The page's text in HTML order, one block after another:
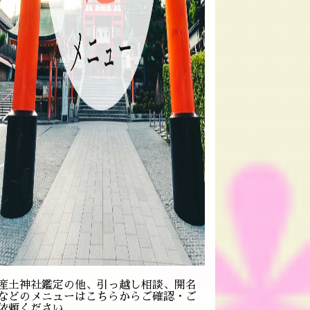
土神社鑑定の他、引っ越し相談、開名
どのメニューはこちらからご確認・ご